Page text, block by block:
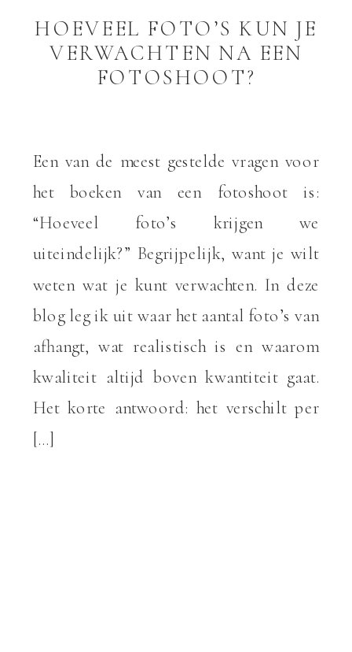
Een van de meest gestelde vragen voor
het boeken van een fotoshoot is:
“Hoeveel foto’s krijgen we
uiteindelijk?” Begrijpelijk, want je wilt
weten wat je kunt verwachten. In deze
blog leg ik uit waar het aantal foto’s van
afhangt, wat realistisch is en waarom
kwaliteit altijd boven kwantiteit gaat.
Het korte antwoord: het verschilt per
[…]
HOEVEEL FOTO’S KUN JE
VERWACHTEN NA EEN
FOTOSHOOT?